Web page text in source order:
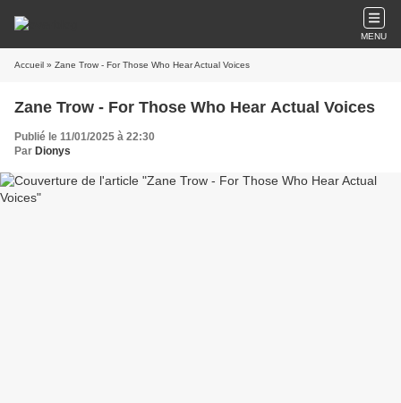
MENU
Accueil » Zane Trow - For Those Who Hear Actual Voices
Zane Trow - For Those Who Hear Actual Voices
Publié le 11/01/2025 à 22:30
Par Dionys